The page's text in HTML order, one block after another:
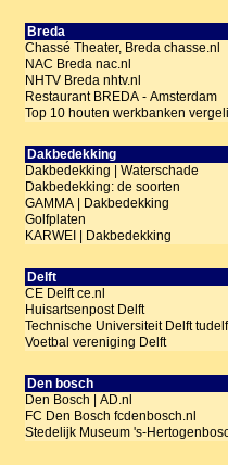
Breda
Chassé Theater, Breda chasse.nl
NAC Breda nac.nl
NHTV Breda nhtv.nl
Restaurant BREDA - Amsterdam
Top 10 houten werkbanken
Dakbedekking
Dakbedekking | Waterschade
Dakbedekking: de soorten
GAMMA | Dakbedekking
Golfplaten
KARWEI | Dakbedekking
Delft
CE Delft ce.nl
Huisartsenpost Delft
Technische Universiteit Delft
Voetbal vereniging Delft
Den bosch
Den Bosch | AD.nl
FC Den Bosch fcdenbosch.nl
Stedelijk Museum 's-